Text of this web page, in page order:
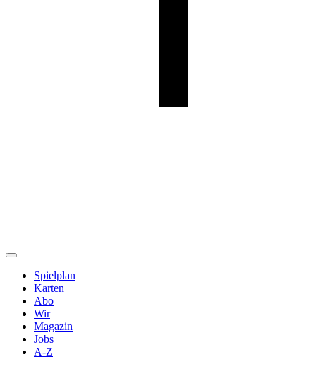
Spielplan
Karten
Abo
Wir
Magazin
Jobs
A-Z